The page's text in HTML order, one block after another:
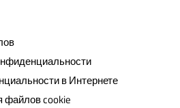
в Интернете
файлов cookie